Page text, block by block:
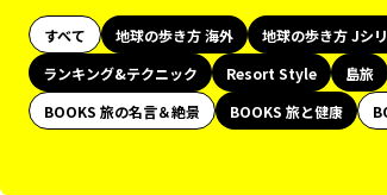
すべて 地球の歩き方 海外 地球の歩き方 Jシリ
ランキング&テクニック
Resort Style 島旅
BOOKS 旅の名言＆絶景
BOOKS 旅と健康